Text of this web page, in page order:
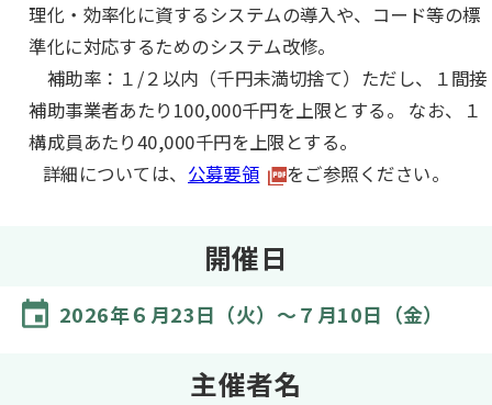
理化・効率化に資するシステムの導入や、コード等の標
準化に対応するためのシステム改修。
補助率：１/２以内（千円未満切捨て）ただし、１間接
補助事業者あたり100,000千円を上限とする。 なお、１
構成員あたり40,000千円を上限とする。
詳細については、 公募要領 をご参照ください。
開催日
2026年６月23日（火）～７月10日（金）
主催者名